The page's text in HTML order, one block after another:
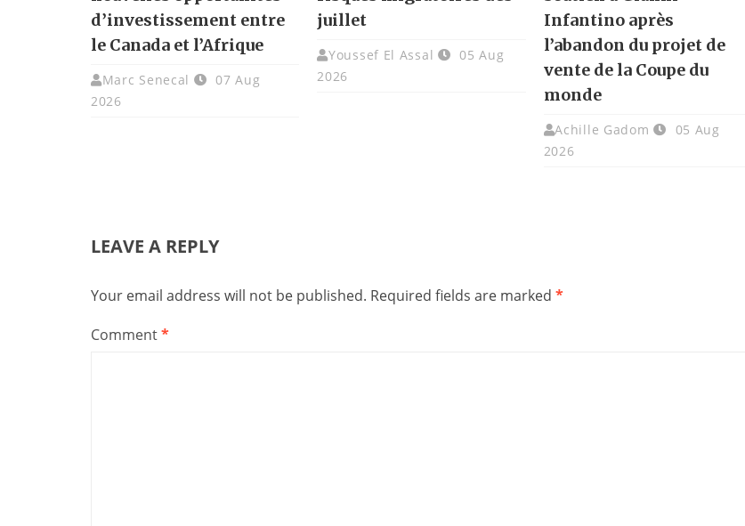
d’investissement entre
le Canada et l’Afrique
Marc Senecal
07 Aug
2026
juillet
Youssef El Assal
05 Aug
2026
Infantino après
l’abandon du projet de
vente de la Coupe du
monde
Achille Gadom
05 Aug
2026
LEAVE A REPLY
Your email address will not be published. Required fields are marked *
Comment*